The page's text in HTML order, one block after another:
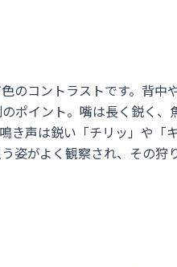
のコントラストです。背中
ポイント。嘴は長く鋭く、
き声は鋭い「チリッ」や「
姿がよく観察され、その狩